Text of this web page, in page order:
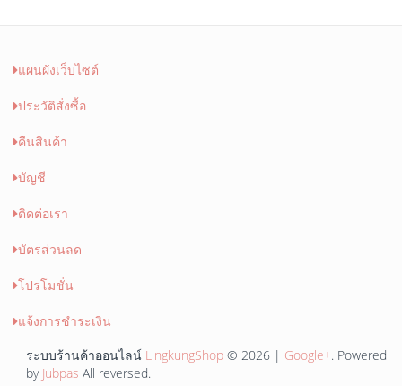
แผนผังเว็บไซต์
ประวัติสั่งซื้อ
คืนสินค้า
บัญชี
ติดต่อเรา
บัตรส่วนลด
โปรโมชั่น
แจ้งการชำระเงิน
ระบบร้านค้าออนไลน์ LingkungShop © 2026 | Google+. Powered
by Jubpas All reversed.